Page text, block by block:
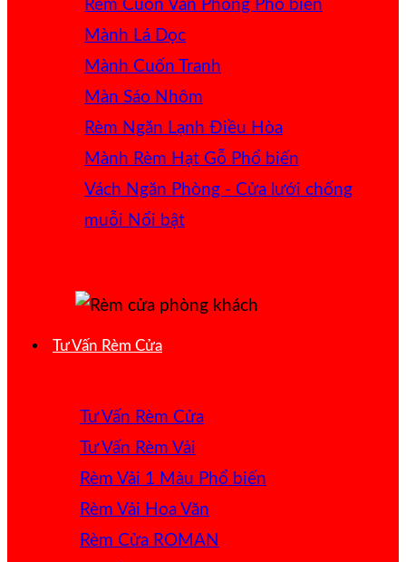
Rèm Cuốn Văn Phòng
Mành Lá Dọc
Mành Cuốn Tranh
Màn Sáo Nhôm
Rèm Ngăn Lạnh Điều Hòa
Mành Rèm Hạt Gỗ
Vách Ngăn Phòng - Cửa lưới chống
muỗi
Tư Vấn Rèm Cửa
Tư Vấn Rèm Cửa
Tư Vấn Rèm Vải
Rèm Vải 1 Màu
Rèm Vải Hoa Văn
Rèm Cửa ROMAN